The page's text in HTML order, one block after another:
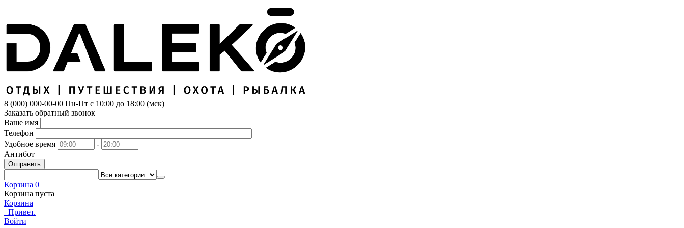
8 (000) 000-00-00 Пн-Пт с 10:00 до 18:00 (мск)
Заказать обратный звонок
Ваше имя
Телефон
Удобное время
-
Антибот
Отправить
Корзина 0
Корзина пуста
Корзина
Привет.
Войти